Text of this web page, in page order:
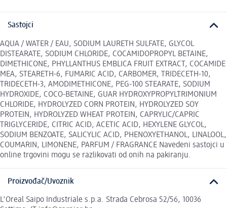
Sastojci
AQUA / WATER / EAU, SODIUM LAURETH SULFATE, GLYCOL
DISTEARATE, SODIUM CHLORIDE, COCAMIDOPROPYL BETAINE,
DIMETHICONE, PHYLLANTHUS EMBLICA FRUIT EXTRACT, COCAMIDE
MEA, STEARETH-6, FUMARIC ACID, CARBOMER, TRIDECETH-10,
TRIDECETH-3, AMODIMETHICONE, PEG-100 STEARATE, SODIUM
HYDROXIDE, COCO-BETAINE, GUAR HYDROXYPROPYLTRIMONIUM
CHLORIDE, HYDROLYZED CORN PROTEIN, HYDROLYZED SOY
PROTEIN, HYDROLYZED WHEAT PROTEIN, CAPRYLIC/CAPRIC
TRIGLYCERIDE, CITRIC ACID, ACETIC ACID, HEXYLENE GLYCOL,
SODIUM BENZOATE, SALICYLIC ACID, PHENOXYETHANOL, LINALOOL,
COUMARIN, LIMONENE, PARFUM / FRAGRANCE Navedeni sastojci u
online trgovini mogu se razlikovati od onih na pakiranju.
Proizvođač/Uvoznik
L'Oreal Saipo Industriale s.p.a. Strada Cebrosa 52/56, 10036